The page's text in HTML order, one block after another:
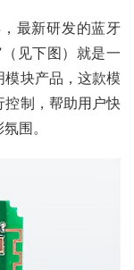
最新研发的蓝牙
见下图）就是一
块产品，这款模
控制，帮助用户快
围。